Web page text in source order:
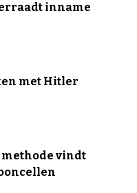
inname
met Hitler
vindt